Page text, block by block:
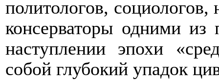
политологов,
консерваторы одними
наступлении эпохи
собой глубокий упадок